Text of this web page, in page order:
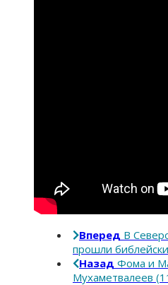
Вперед В
прошли
Назад Фома и
Мухаметвалеев